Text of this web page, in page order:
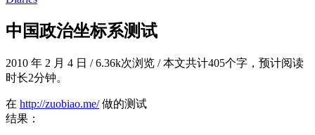
中国政治坐标系测试
2010 年 2 月 4 日 /6.36k次浏览 /本文共计405个字，预计阅读
时长2分钟。
在 http://zuobiao.me/做的测试
结果：